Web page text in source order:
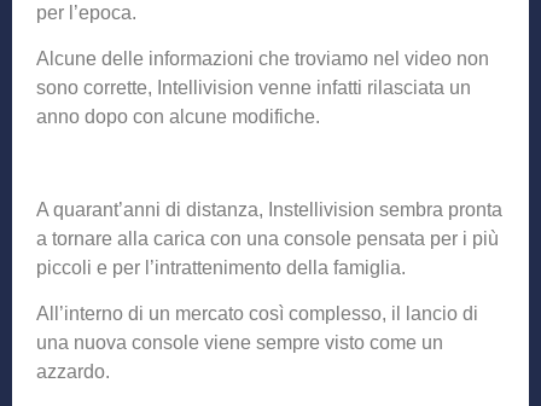
per l’epoca.
Alcune delle informazioni che troviamo nel video non
sono corrette, Intellivision venne infatti rilasciata un
anno dopo con alcune modifiche.
A quarant’anni di distanza, Instellivision sembra pronta
a tornare alla carica con una console pensata per i più
piccoli e per l’intrattenimento della famiglia.
All’interno di un mercato così complesso, il lancio di
una nuova console viene sempre visto come un
azzardo.